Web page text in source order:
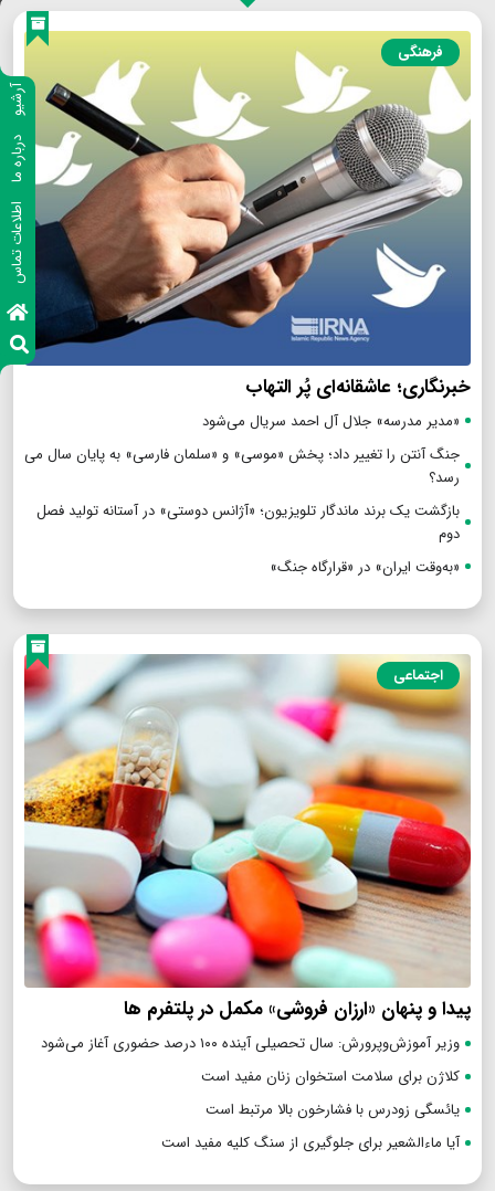
آرشیو
درباره ما
اطلاعات تماس
فرهنگی
خبرنگاری؛ عاشقانه‌ای پُر التهاب
«مدیر مدرسه» جلال آل احمد سریال می‌شود
جنگ آنتن را تغییر داد؛ پخش «موسی» و «سلمان فارسی» به پایان سال می
رسد؟
بازگشت یک برند ماندگار تلویزیون؛ «آژانس دوستی» در آستانه تولید فصل
دوم
«به‌وقت ایران» در «قرارگاه جنگ»
اجتماعی
پیدا و پنهان «ارزان فروشی» مکمل در پلتفرم ها
وزیر آموزش‌وپرورش: سال تحصیلی آینده ۱۰۰ درصد حضوری آغاز می‌شود
کلاژن برای سلامت استخوان زنان مفید است
یائسگی زودرس با فشارخون بالا مرتبط است
آیا ماءالشعیر برای جلوگیری از سنگ کلیه مفید است